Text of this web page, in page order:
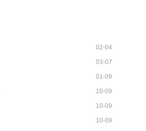
02-04
03-07
01-09
10-09
10-09
10-09